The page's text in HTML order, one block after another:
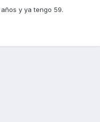
y ya tengo 59.